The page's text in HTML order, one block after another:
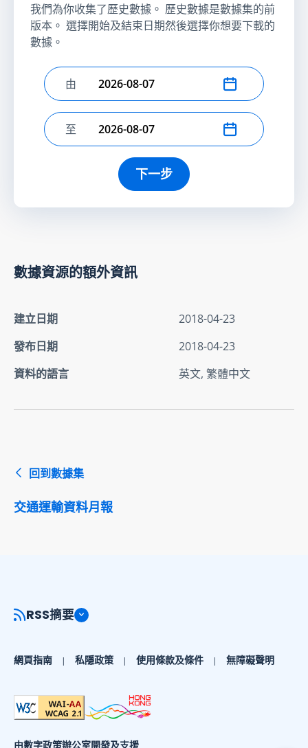
我們為你收集了歷史數據。 歷史數據是數據集的前
版本。 選擇開始及結束日期然後選擇你想要下載的
數據。
選擇開始日期
由
選擇結束日期
至
下一步
數據資源的額外資訊
建立日期
2018-04-23
發布日期
2018-04-23
資料的語言
英文, 繁體中文
回到數據集
交通運輸資料月報
RSS摘要
網頁指南 私隱政策 使用條款及條件 無障礙聲明
由數字政策辦公室開發及支援